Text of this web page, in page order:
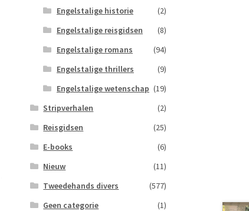
Engelstalige historie
(2)
Engelstalige reisgidsen
(8)
Engelstalige romans
(94)
Engelstalige thrillers
(9)
Engelstalige wetenschap (19)
Stripverhalen
(2)
Reisgidsen
(25)
E-books
(6)
Nieuw
(11)
Tweedehands divers
(577)
Geen categorie
(1)